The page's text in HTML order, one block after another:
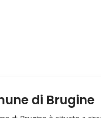
di Brugine